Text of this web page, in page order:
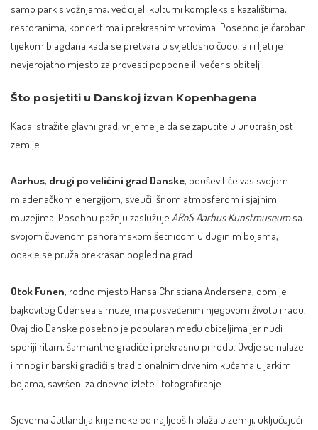
samo park s vožnjama, već cijeli kulturni kompleks s kazalištima,
restoranima, koncertima i prekrasnim vrtovima. Posebno je čaroban
tijekom blagdana kada se pretvara u svjetlosno čudo, ali i ljeti je
nevjerojatno mjesto za provesti popodne ili večer s obitelji.
Što posjetiti u Danskoj izvan Kopenhagena
Kada istražite glavni grad, vrijeme je da se zaputite u unutrašnjost
zemlje.
Aarhus, drugi po veličini grad Danske, oduševit će vas svojom
mladenačkom energijom, sveučilišnom atmosferom i sjajnim
muzejima. Posebnu pažnju zaslužuje ARoS Aarhus Kunstmuseumsa
svojom čuvenom panoramskom šetnicom u duginim bojama,
odakle se pruža prekrasan pogled na grad.
Otok Funen, rodno mjesto Hansa Christiana Andersena, dom je
bajkovitog Odensea s muzejima posvećenim njegovom životu i radu.
Ovaj dio Danske posebno je popularan među obiteljima jer nudi
sporiji ritam, šarmantne gradiće i prekrasnu prirodu. Ovdje se nalaze
i mnogi ribarski gradići s tradicionalnim drvenim kućama u jarkim
bojama, savršeni za dnevne izlete i fotografiranje.
Sjeverna Jutlandija krije neke od najljepših plaža u zemlji, uključujući